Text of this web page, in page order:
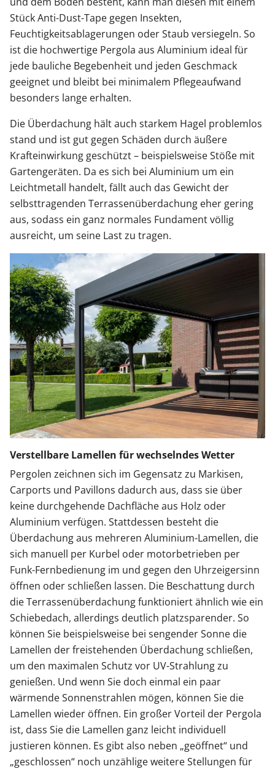
Stück Anti-Dust-Tape gegen Insekten,
Feuchtigkeitsablagerungen oder Staub versiegeln. So
ist die hochwertige Pergola aus Aluminium ideal für
jede bauliche Begebenheit und jeden Geschmack
geeignet und bleibt bei minimalem Pflegeaufwand
besonders lange erhalten.
Die Überdachung hält auch starkem Hagel problemlos
stand und ist gut gegen Schäden durch äußere
Krafteinwirkung geschützt – beispielsweise Stöße mit
Gartengeräten. Da es sich bei Aluminium um ein
Leichtmetall handelt, fällt auch das Gewicht der
selbsttragenden Terrassenüberdachung eher gering
aus, sodass ein ganz normales Fundament völlig
ausreicht, um seine Last zu tragen.
Verstellbare Lamellen für wechselndes Wetter
Pergolen zeichnen sich im Gegensatz zu Markisen,
Carports und Pavillons dadurch aus, dass sie über
keine durchgehende Dachfläche aus Holz oder
Aluminium verfügen. Stattdessen besteht die
Überdachung aus mehreren Aluminium-Lamellen, die
sich manuell per Kurbel oder motorbetrieben per
Funk-Fernbedienung im und gegen den Uhrzeigersinn
öffnen oder schließen lassen. Die Beschattung durch
die Terrassenüberdachung funktioniert ähnlich wie ein
Schiebedach, allerdings deutlich platzsparender. So
können Sie beispielsweise bei sengender Sonne die
Lamellen der freistehenden Überdachung schließen,
um den maximalen Schutz vor UV-Strahlung zu
genießen. Und wenn Sie doch einmal ein paar
wärmende Sonnenstrahlen mögen, können Sie die
Lamellen wieder öffnen. Ein großer Vorteil der Pergola
ist, dass Sie die Lamellen ganz leicht individuell
justieren können. Es gibt also neben „geöffnet“ und
„geschlossen“ noch unzählige weitere Stellungen für